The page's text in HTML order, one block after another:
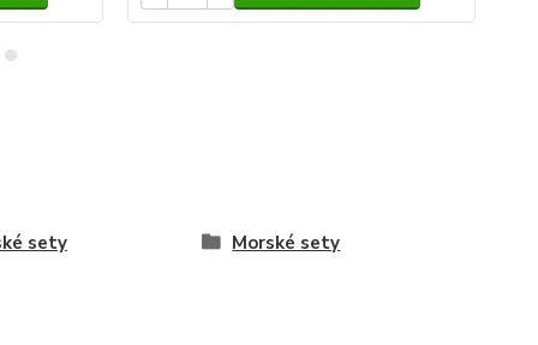
sety Morské sety